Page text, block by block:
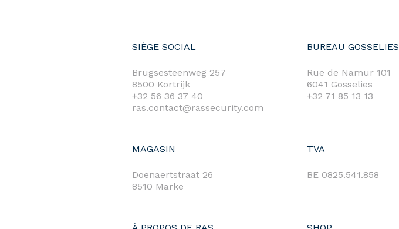
SIÈGE SOCIAL
Brugsesteenweg 257
8500 Kortrijk
+32 56 36 37 40
ras.contact@rassecurity.com
BUREAU GOSSELIES
Rue de Namur 101
6041 Gosselies
+32 71 85 13 13
MAGASIN
Doenaertstraat 26
8510 Marke
TVA
BE 0825.541.858